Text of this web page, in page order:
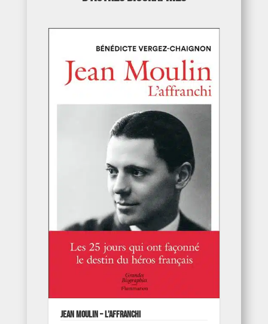
Jean Moulin – L’affranchi